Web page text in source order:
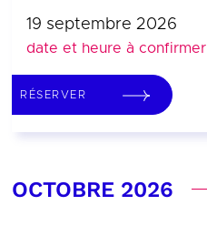
19 septembre 2026
date et heure à confirmer
RÉSERVER
OCTOBRE 2026